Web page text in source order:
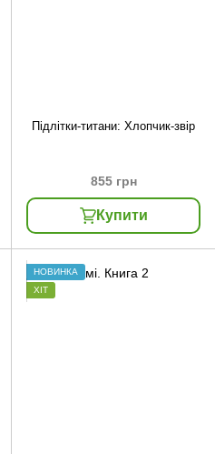
Підлітки-титани: Хлопчик-звір
855 грн
Купити
НОВИНКА
ХІТ